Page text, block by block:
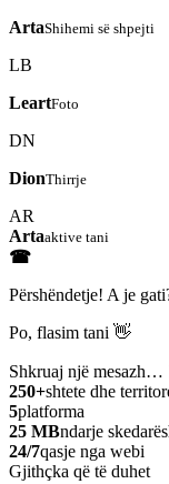
ArtaShihemi së shpejti
LB
LeartFoto
DN
DionThirrje
AR
Artaaktive tani
☎
Përshëndetje! A je
Po, flasim tani 👋
Shkruaj një mesazh…
250+shtete dhe
5platforma
25 MBndarje
24/7qasje nga webi
Gjithçka që të duhet